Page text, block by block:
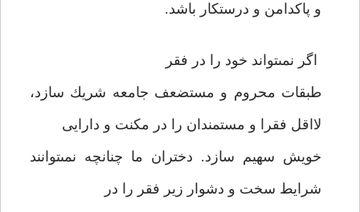
و پاكدامن و درستكار باشد.
اگر نمى‏تواند خود را در فقر
طبقات محروم و مستضعف جامعه شريك سازد،
لااقل فقرا و مستمندان را در مكنت و دارايى
خويش سهيم سازد. دختران ما چنانچه نمى‏توانند
شرايط سخت و دشوار زير فقر را در